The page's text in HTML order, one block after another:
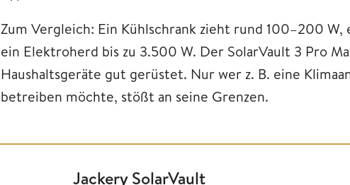
Zum Vergleich: Ein Kühlschrank zieht rund 100–200 W,
ein Elektroherd bis zu 3.500 W. Der SolarVault 3 Pro
Haushaltsgeräte gut gerüstet. Nur wer z. B. eine
betreiben möchte, stößt an seine Grenzen.
Jackery SolarVault